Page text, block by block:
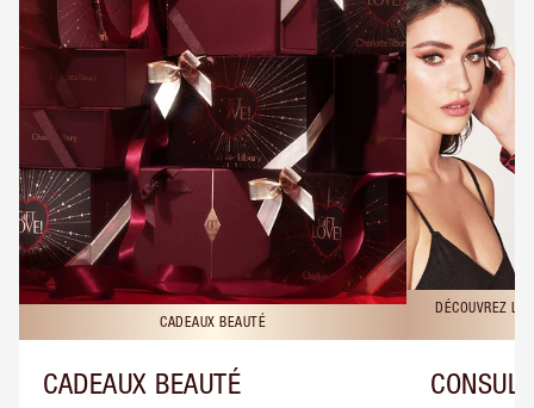
CADEAUX BEAUTÉ
CADEAUX BEAUTÉ
DÉCOUVREZ